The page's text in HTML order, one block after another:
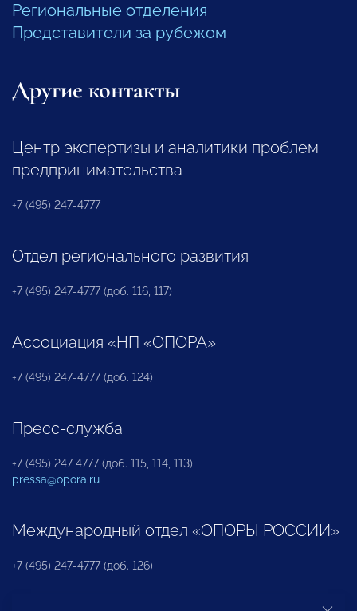
Региональные отделения
Представители за рубежом
Другие контакты
Центр экспертизы и аналитики проблем
предпринимательства
+7 (495) 247-4777
Отдел регионального развития
+7 (495) 247-4777 (доб. 116, 117)
Ассоциация «НП «ОПОРА»
+7 (495) 247-4777 (доб. 124)
Пресс-служба
+7 (495) 247 4777 (доб. 115, 114, 113)
pressa@opora.ru
Международный отдел «ОПОРЫ РОССИИ»
+7 (495) 247-4777 (доб. 126)